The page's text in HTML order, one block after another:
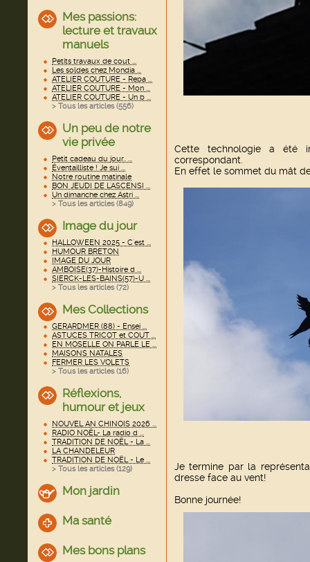
Mes passions:
lecture et travaux
manuels
Petits travaux de cout ...
Les soldes chez Mondia ...
ATELIER COUTURE - Repa ...
ATELIER COUTURE - Mon ...
ATELIER COUTURE - Un b ...
> Tous les articles (556)
Un peu de notre
vie privée
Petit cadeau du jour.. ...
Éventailliste ! Je sui ...
Notre routine matinale
BON JEUDI DE L'ASCENSI ...
Un dimanche chez Astri ...
> Tous les articles (849)
Image du jour
HALLOWEEN 2025 - C'est ...
HUMOUR BRETON
IMAGE DU JOUR
AMBOISE(37)-Histoire d ...
SIERCK-LES-BAINS(57)-U ...
> Tous les articles (72)
Mes Collections
GERARDMER (88) - Ensei ...
ASTUCES TRICOT et COUT ...
EN MOSELLE ON PARLE LE ...
MAISONS NATALES
FERMER LES VOLETS
> Tous les articles (16)
Réflexions,
humour et jeux
NOUVEL AN CHINOIS 2026 ...
RADIO NOËL- La radio d ...
TRADITION DE NOËL - La ...
LA CHANDELEUR
TRADITION DE NOËL - Le ...
> Tous les articles (129)
Mon jardin
Ma santé
Mes bons plans
Cette technologie a été
correspondant.
En effet le sommet du mât
Je termine par la
dresse face au vent!
Bonne journée!